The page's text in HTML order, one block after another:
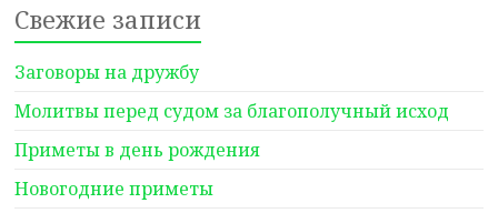
Свежие записи
Заговоры на дружбу
Молитвы перед судом за благополучный исход
Приметы в день рождения
Новогодние приметы